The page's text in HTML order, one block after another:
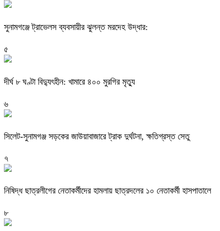
সুনামগঞ্জে ট্রাভেলস ব্যবসায়ীর ঝুলন্ত মরদেহ উদ্ধার:
৫
দীর্ঘ ৮ ঘণ্টা বিদ্যুৎহীন: খামারে ৪০০ মুরগির মৃত্যু
৬
‎সিলেট-সুনামগঞ্জ সড়কের জাউয়াবাজারে ট্রাক দুর্ঘটনা, ক্ষতিগ্রস্ত সেতু
৭
নিষিদ্ধ ছাত্রলীগের নেতাকর্মীদের হামলায় ছাত্রদলের ১০ নেতাকর্মী হাসপাতালে
৮